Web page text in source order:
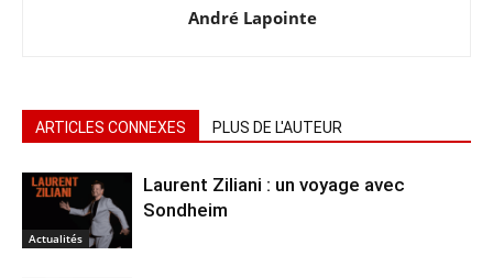
André Lapointe
ARTICLES CONNEXES PLUS DE L'AUTEUR
Actualités
Laurent Ziliani : un voyage avec
Sondheim